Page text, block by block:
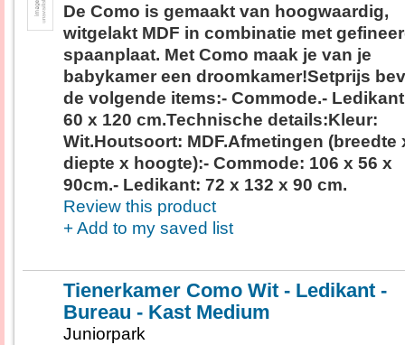
De Como is gemaakt van hoogwaardig,
witgelakt MDF in combinatie met
spaanplaat. Met Como maak je van je
babykamer een droomkamer!Setprijs
de volgende items:- Commode.- Ledikant
60 x 120 cm.Technische details:Kleur:
Wit.Houtsoort: MDF.Afmetingen (breedte
diepte x hoogte):- Commode: 106 x 56 x
90cm.- Ledikant: 72 x 132 x 90 cm.
Review this product
+ Add to my saved list
Tienerkamer Como Wit - Ledikant -
Bureau - Kast Medium
Juniorpark